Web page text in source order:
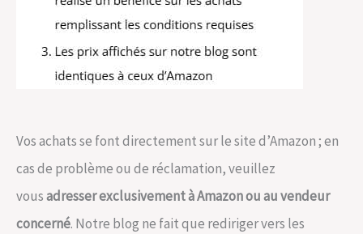
Vos achats se font directement sur le site d’Amazon ; en
cas de problème ou de réclamation, veuillez
vousadresser exclusivement à Amazon ou au vendeur
concerné. Notre blog ne fait que rediriger vers les